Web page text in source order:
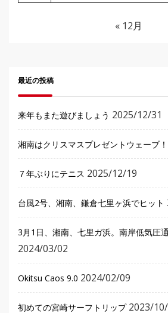
« 12月
最近の投稿
来年もまた遊びましょう 2025/12/31
湘南はクリスマスプレゼントウェーブ！
７年ぶりにテニス 2025/12/19
台風2号、湘南、鎌倉七里ヶ浜でヒット
3月1日、湘南、七里ガ浜。南岸低気圧
2024/03/02
Okitsu Caos 9.0 2024/02/09
初めての宮崎サーフトリップ 2023/